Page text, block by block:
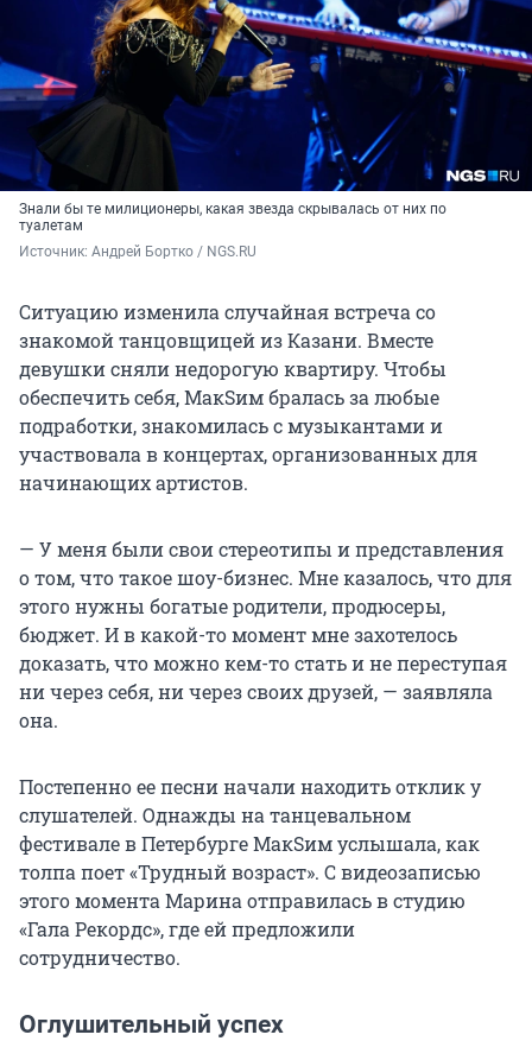
Знали бы те милиционеры, какая звезда скрывалась от них по
туалетам
Источник: Андрей Бортко / NGS.RU
Ситуацию изменила случайная встреча со
знакомой танцовщицей из Казани. Вместе
девушки сняли недорогую квартиру. Чтобы
обеспечить себя, МакSим бралась за любые
подработки, знакомилась с музыкантами и
участвовала в концертах, организованных для
начинающих артистов.
— У меня были свои стереотипы и представления
о том, что такое шоу-бизнес. Мне казалось, что для
этого нужны богатые родители, продюсеры,
бюджет. И в какой-то момент мне захотелось
доказать, что можно кем-то стать и не переступая
ни через себя, ни через своих друзей, — заявляла
она.
Постепенно ее песни начали находить отклик у
слушателей. Однажды на танцевальном
фестивале в Петербурге МакSим услышала, как
толпа поет «Трудный возраст». С видеозаписью
этого момента Марина отправилась в студию
«Гала Рекордс», где ей предложили
сотрудничество.
Оглушительный успех